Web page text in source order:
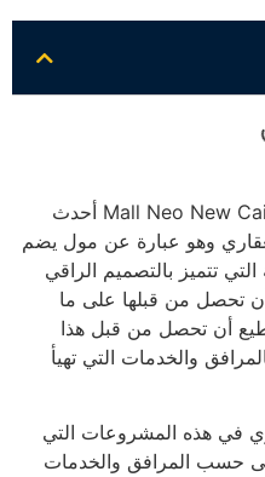
يعتبر مول نييو القاهرة الجديدة Mall Neo New Cairo أحدث
وهو عبارة عن مول يضم
التي تتميز بالتصميم الراقي
تحصل من قبلها على ما
أن تحصل من قبل هذا
والخدمات التي تهيأ
في هذه المشروعات التي
على حسب المرافق والخدمات